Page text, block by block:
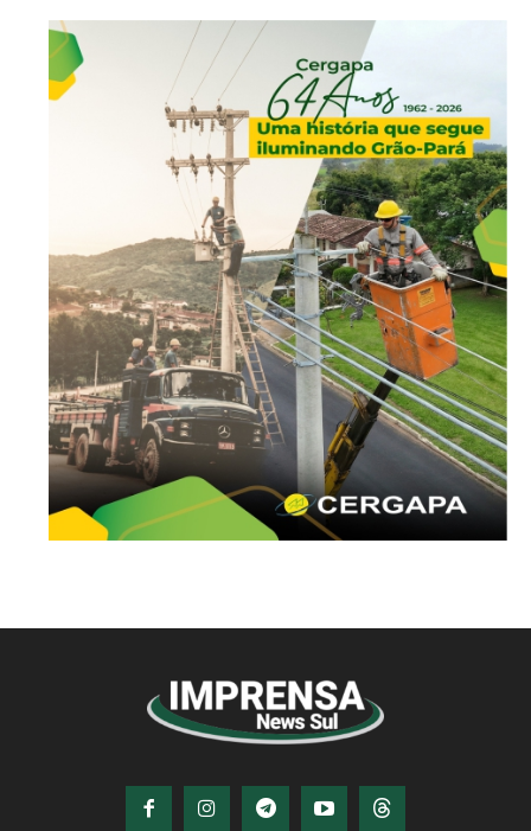
-Anúncio-